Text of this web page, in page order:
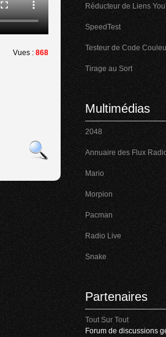
Vues : 868
Réducteur de Liens
SpeedTest
Testeur de Code
Tirage au Sort
Multimédias
2048
Annuaire des Flux
Mario
Morpion
Pacman
Radio Live
Snake
Partenaires
Tout Sur Tout
Forum de discussions